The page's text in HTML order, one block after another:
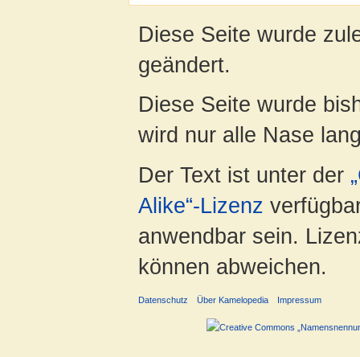
Diese Seite wurde
geändert.
Diese Seite wurde
wird nur alle Nase
Der Text ist unter der
Alike“-Lizenz
anwendbar sein.
können abweichen.
Datenschutz Über Kamelopedia Impressum